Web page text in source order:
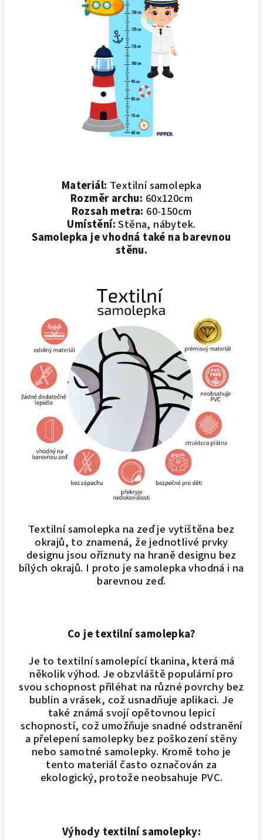
Materiál: Textilní samolepka
Rozměr archu: 60x120cm
Rozsah metra: 60-150cm
Umístění:Stěna, nábytek.
Samolepka je vhodná také na barevnou
stěnu.
Textilní samolepka na zeď je vytištěna bez
okrajů, to znamená, že jednotlivé prvky
designu jsou oříznuty na hraně designu bez
bílých okrajů. I proto je samolepka vhodná i na
barevnou zeď.
Co je textilní samolepka?
Je to textilní samolepící tkanina, která má
několik výhod. Je obzvláště populární pro
svou schopnost přiléhat na různé povrchy bez
bublin a vrásek, což usnadňuje aplikaci. Je
také známá svojí opětovnou lepicí
schopností, což umožňuje snadné odstranění
a přelepení samolepky bez poškození stěny
nebo samotné samolepky. Kromě toho je
tento materiál často označován za
ekologický, protože neobsahuje PVC.
Výhody textilní samolepky: